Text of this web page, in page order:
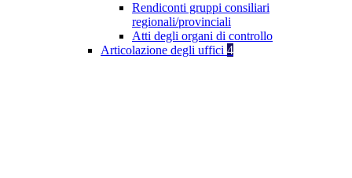
Rendiconti gruppi consiliari
regionali/provinciali
Atti degli organi di controllo
Articolazione degli uffici 4